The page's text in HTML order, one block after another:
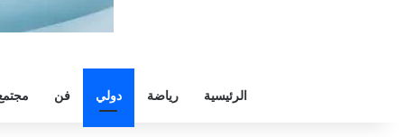
الرئيسية رياضة دولي فن